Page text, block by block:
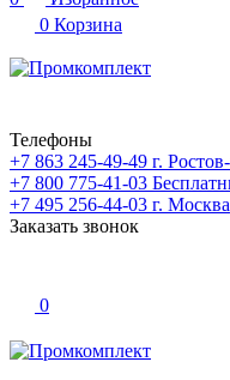
0 Корзина
Телефоны
+7 863 245-49-49 г.
+7 800 775-41-03
+7 495 256-44-03 г. Москва
Заказать звонок
0